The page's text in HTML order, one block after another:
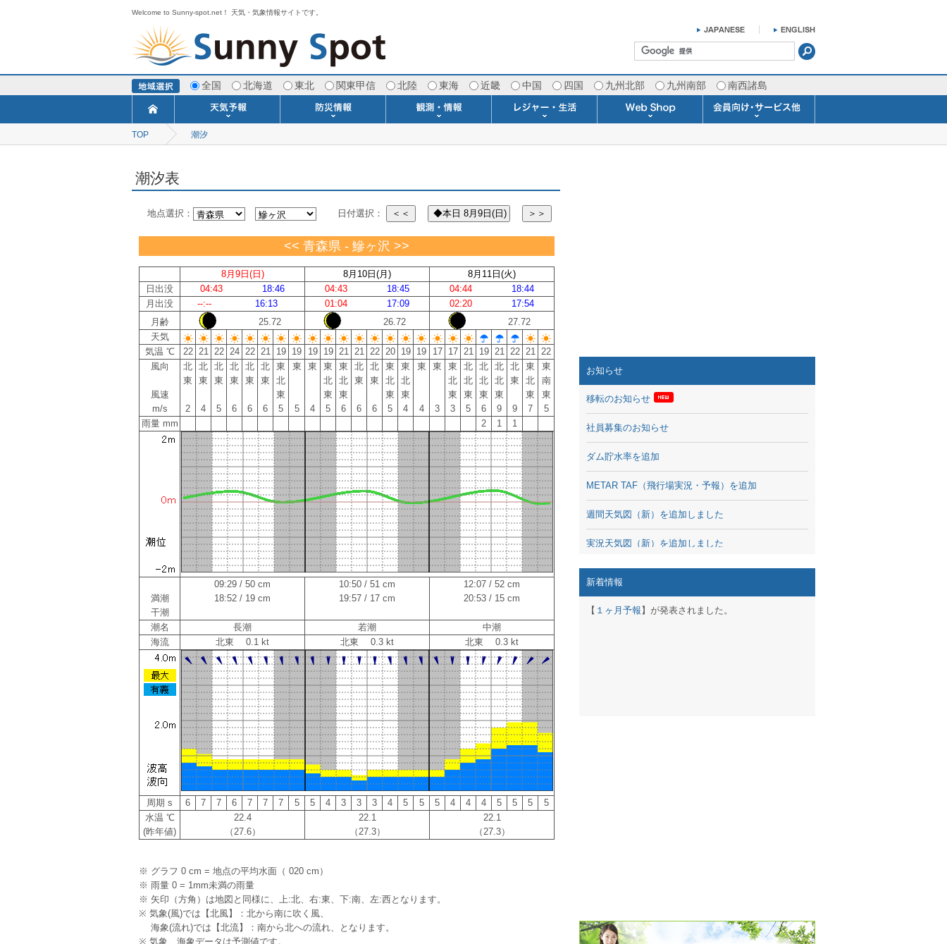
Welcome to Sunny-spot.net！ 天気・気象情報サイトです。
全国 北海道 東北 関東甲信 北陸 東海 近畿 中国 四国 九州北部 九州南部 南西諸島
今日明日の天気
ポイント予報
週間天気予報
寒・暖候期予報
TOP 潮汐
潮汐表
地点選択： 日付選択： ＜＜ ◆本日 8月9日(日) ＞＞
<< 青森県 - 鰺ヶ沢 >>
8月9日(日) 8月10日(月)
8月11日(火)
日出没
04:43 18:46 04:43 18:45 04:44
18:44
月出没
--:-- 16:13 01:04 17:09 02:20
17:54
月齢
25.72 26.72
27.72
天気
気温 ℃
22 21 22 24 22 21 19 19 19 19 21 21 22 20 19 19 17 17 21 19 21 22 21 22
風向
風速
m/s
北
東
2
北
東
4
北
東
5
北
東
6
北
東
6
北
東
6
東
北
東
5
東
5
東
4
東
北
東
5
東
北
東
6
北
東
6
北
東
6
東
北
東
5
東
北
東
4
東
4
東
3
東
北
東
3
北
北
東
5
北
北
東
6
北
北
東
9
北
東
9
東
北
東
7
東
南
東
5
雨量 mm
2 1 1
満潮
干潮
09:29 / 50 cm
18:52 / 19 cm
10:50 / 51 cm
19:57 / 17 cm
12:07 / 52 cm
20:53 / 15 cm
潮名 長潮 若潮
中潮
海流
北東 0.1 kt 北東 0.3 kt 北東 0.3 kt
周期 s 6 7 7 6 7 7 7 5 5 4 3 3 3 4 5 5 5 4 4 4 5 5 5
5
水温 ℃
(昨年値)
22.4
（27.6）
22.1
（27.3）
22.1
（27.3）
※ グラフ 0 cm = 地点の平均水面（ 020 cm）
※ 雨量 0 = 1mm未満の雨量
※ 矢印（方角）は地図と同様に、上:北、右:東、下:南、左:西となります。
※ 気象(風)では【北風】：北から南に吹く風、
海象(流れ)では【北流】：南から北への流れ、となります。
※ 気象、海象データは予測値です。
お知らせ
移転のお知らせ
社員募集のお知らせ
ダム貯水率を追加
METAR TAF（飛行場実況・予報）を追加
週間天気図（新）を追加しました
実況天気図（新）を追加しました
ｽﾏｰﾄﾌｫﾝ用のサイト作成！
新着情報
【 １ヶ月予報 】が発表されました。